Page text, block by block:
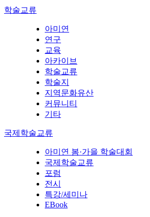
학술교류
아미연
연구
교육
아카이브
학술교류
학술지
지역문화유산
커뮤니티
기타
국제학술교류
아미연 봄·가을 학술대회
국제학술교류
포럼
전시
특강/세미나
EBook